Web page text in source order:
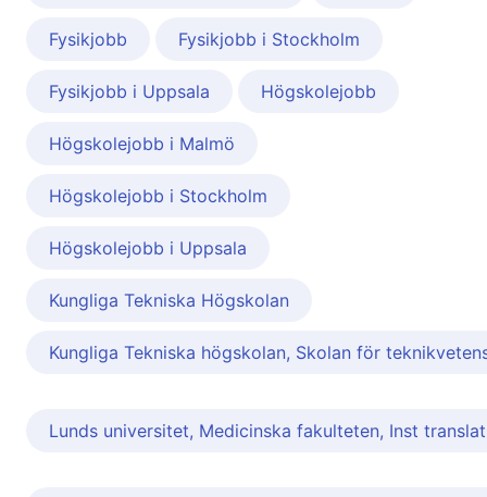
Fysikjobb Fysikjobb i Stockholm
Fysikjobb i Uppsala Högskolejobb
Högskolejobb i Malmö
Högskolejobb i Stockholm
Högskolejobb i Uppsala
Kungliga Tekniska Högskolan
Kungliga Tekniska högskolan, Skolan för
Lunds universitet, Medicinska fakulteten, Inst